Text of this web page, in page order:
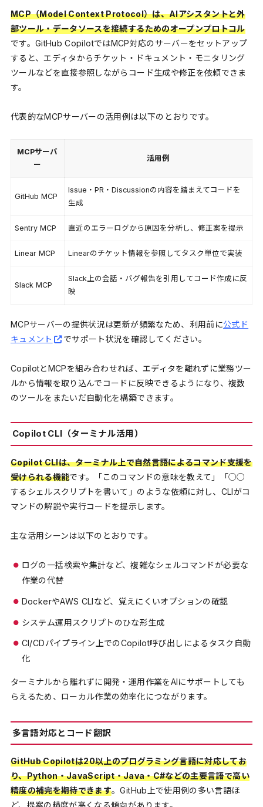
MCP（Model Context Protocol）は、AIアシスタントと外
部ツール・データソースを接続するためのオープンプロトコル
です。GitHub CopilotではMCP対応のサーバーをセットアップ
すると、エディタからチケット・ドキュメント・モニタリング
ツールなどを直接参照しながらコード生成や修正を依頼できま
す。
代表的なMCPサーバーの活用例は以下のとおりです。
MCPサーバ
ー
活用例
GitHub MCP
Issue・PR・Discussionの内容を踏まえてコードを
生成
Sentry MCP 直近のエラーログから原因を分析し、修正案を提示
Linear MCP Linearのチケット情報を参照してタスク単位で実装
Slack MCP
Slack上の会話・バグ報告を引用してコード作成に反
映
MCPサーバーの提供状況は更新が頻繁なため、利用前に公式ド
キュメント
でサポート状況を確認してください。
CopilotとMCPを組み合わせれば、エディタを離れずに業務ツー
ルから情報を取り込んでコードに反映できるようになり、複数
のツールをまたいだ自動化を構築できます。
Copilot CLI（ターミナル活用）
Copilot CLIは、ターミナル上で自然言語によるコマンド支援を
受けられる機能です。「このコマンドの意味を教えて」「○○
するシェルスクリプトを書いて」のような依頼に対し、CLIがコ
マンドの解説や実行コードを提示します。
主な活用シーンは以下のとおりです。
ログの一括検索や集計など、複雑なシェルコマンドが必要な
作業の代替
DockerやAWS CLIなど、覚えにくいオプションの確認
システム運用スクリプトのひな形生成
CI/CDパイプライン上でのCopilot呼び出しによるタスク自動
化
ターミナルから離れずに開発・運用作業をAIにサポートしても
らえるため、ローカル作業の効率化につながります。
多言語対応とコード翻訳
GitHub Copilotは20以上のプログラミング言語に対応してお
り、Python・JavaScript・Java・C#などの主要言語で高い
精度の補完を期待できます。GitHub上で使用例の多い言語ほ